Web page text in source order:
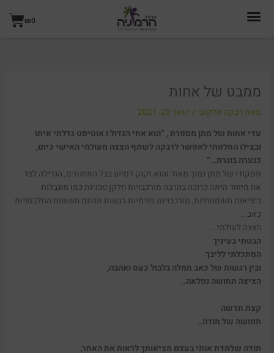
לתוכן
₪0
ממבט של אחות
מאת רבקה אלקובי / ינואר 20, 2021
עדי אחות של מתן מספרת , “הוא אחי הגדול ו אוטיסט גדלתי איתו
ובצילו החלטתי לאפשר לרבקה לשתף הצצה מעולמי האישי כיום,
כנערה בוגרת…”
תפקודו של מתן נמוך מאוד והוא זקוק לסיוע בכל התחומים, הגדילה לצד
אח מיוחד היתה כרוכה בהרבה מורכבויות חלקן טכניות כמו מוגבלות
ביציאות משפחתיות, מורכבויות פנימיות רגשות תהיות חששות התלבטויות
כאב ..
הצצה לעולמי…
הבטתי בעיניך
הסתכלתי לליבך
ובין רגשות של כאב חמלה בלבול כעס ואהבה,
הציצה תחושה נפלאה..
קצת חדשה
תחושה של תודה..
תודה שלמדת אותי בעצם מציאותך לראות את האחר,